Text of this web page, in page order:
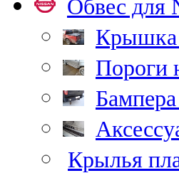
Обвес для
Крышка
Пороги
Крылья